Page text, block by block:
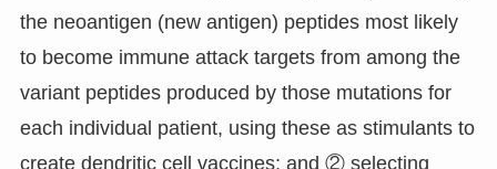
the neoantigen (new antigen) peptides most likely
to become immune attack targets from among the
variant peptides produced by those mutations for
each individual patient, using these as stimulants to
create dendritic cell vaccines; and ② selecting